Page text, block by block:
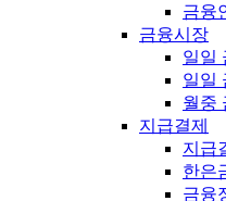
금융
금융시장
일일
일일
월중
지급결제
지급
한은
금융